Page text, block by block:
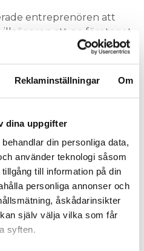
Reklaminställningar Om
dina uppgifter
behandlar din personliga data,
använder teknologi såsom
till information på din
personliga annonser och
åskådarinsikter
själv välja vilka som får
syften.
entreprenören att
att ge företaget
och få nyheter, tips
i inkorgen